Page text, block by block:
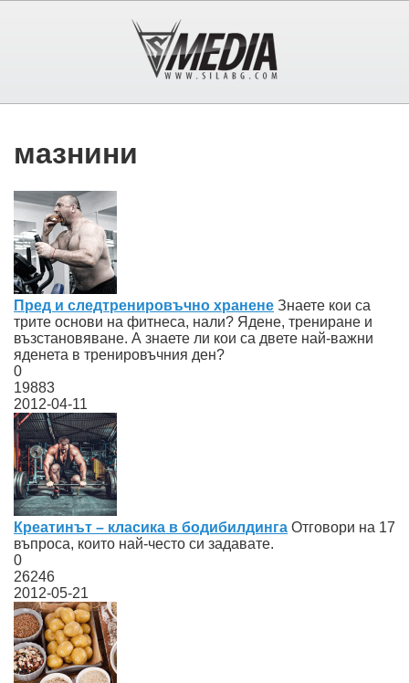
мазнини
Пред и следтренировъчно хранене Знаете кои са
трите основи на фитнеса, нали? Ядене, трениране и
възстановяване. А знаете ли кои са двете най-важни
яденета в тренировъчния ден?
0
19883
2012-04-11
Креатинът – класика в бодибилдинга Отговори на 17
въпроса, които най-често си задавате.
0
26246
2012-05-21